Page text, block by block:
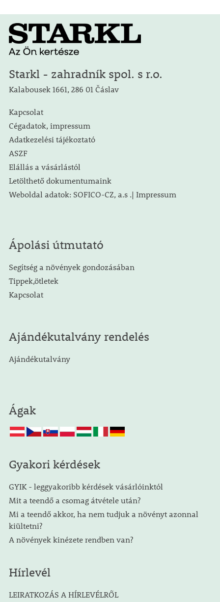
Starkl - zahradník spol. s r.o.
Kalabousek 1661, 286 01 Čáslav
Kapcsolat
Cégadatok, impressum
Adatkezelési tájékoztató
ASZF
Elállás a vásárlástól
Letölthető dokumentumaink
Weboldal adatok: SOFICO-CZ, a.s .| Impressum
Ápolási útmutató
Segítség a növények gondozásában
Tippek,ötletek
Kapcsolat
Ajándékutalvány rendelés
Ajándékutalvány
Ágak
Gyakori kérdések
GYIK - leggyakoribb kérdések vásárlóinktól
Mit a teendő a csomag átvétele után?
Mi a teendő akkor, ha nem tudjuk a növényt azonnal
kiültetni?
A növények kinézete rendben van?
Hírlevél
LEIRATKOZÁS A HÍRLEVÉLRŐL